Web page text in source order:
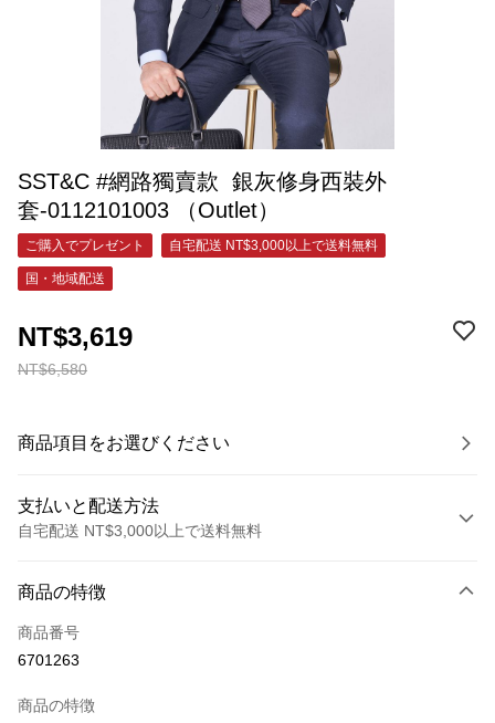
SST&C #網路獨賣款 銀灰修身西裝外
套-0112101003 （Outlet）
ご購入でプレゼント 自宅配送 NT$3,000以上で送料無料
国・地域配送
NT$6,580
NT$3,619
商品項目をお選びください
支払いと配送方法
自宅配送 NT$3,000以上で送料無料
クレジットカード1回払い
クレジットカード分割払い
合作金庫商業銀行
6回払い、金利0、毎回
商品の特徴
商品番号
6701263
商品の特徴